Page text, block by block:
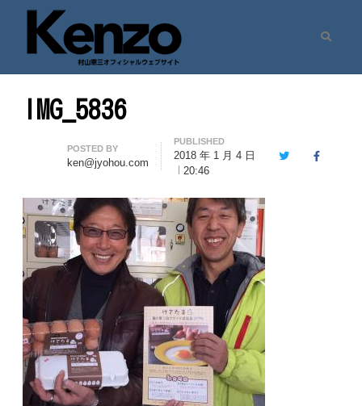
七転八起 – 村山憲三 Official Site
村山憲三ウェブサイト
IMG_5836
Author
POSTED BY
ken@jyohou.com
PUBLISHED
2018 年 1 月 4 日
20:46
TwitterFacebook